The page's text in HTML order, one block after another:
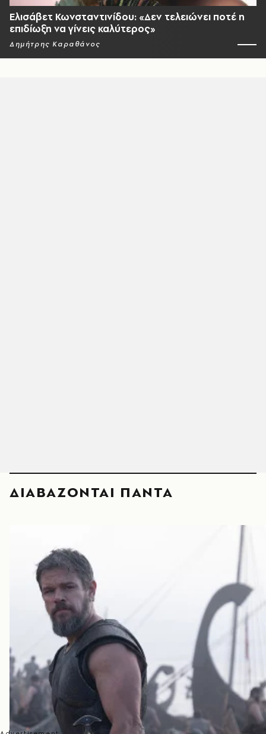
Ελισάβετ Κωνσταντινίδου: «Δεν τελειώνει ποτέ η
επιδίωξη να γίνεις καλύτερος»
Δημήτρης Καραθάνος
ΔΙΑΒΑΖΟΝΤΑΙ ΠΑΝΤΑ